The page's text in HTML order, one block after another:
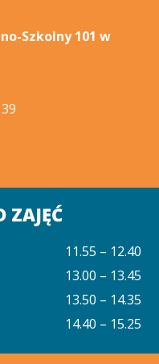
Szkolny 101 w
ZAJĘĆ
11.55 – 12.40
13.00 – 13.45
13.50 – 14.35
14.40 – 15.25